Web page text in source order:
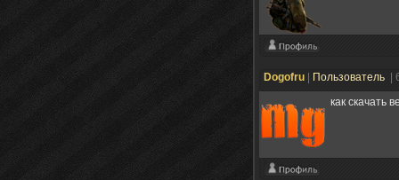
Dogofru Пользователь
|
как скачать